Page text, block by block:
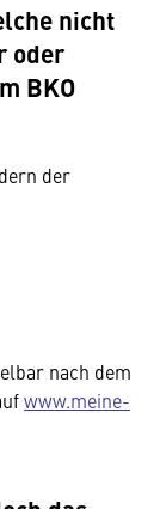
nicht
oder
BKO
der
nach dem
www.meine-